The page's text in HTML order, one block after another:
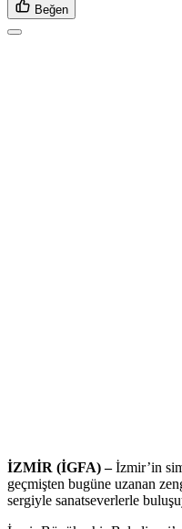
Beğen
İZMİR (İGFA) –İzmir’in
geçmişten bugüne uzanan
sergiyle sanatseverlerle